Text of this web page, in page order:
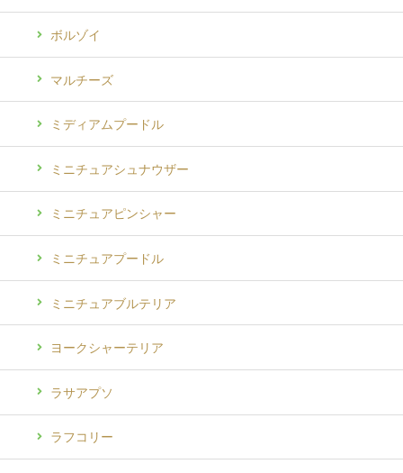
ボルゾイ
マルチーズ
ミディアムプードル
ミニチュアシュナウザー
ミニチュアピンシャー
ミニチュアプードル
ミニチュアブルテリア
ヨークシャーテリア
ラサアプソ
ラフコリー